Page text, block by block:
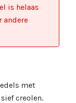
is helaas
andere
met
creolen.